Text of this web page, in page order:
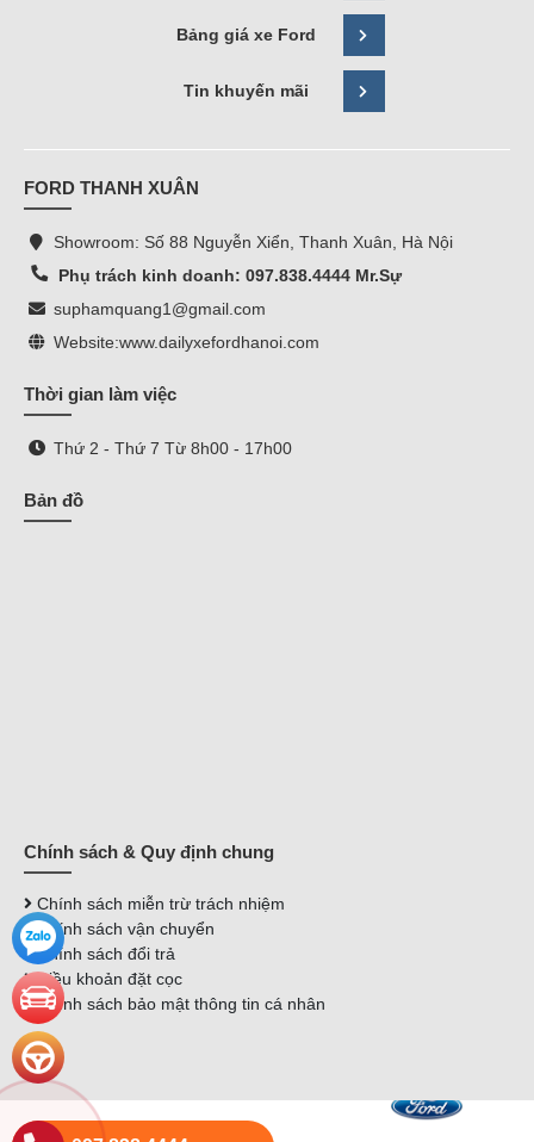
Bảng giá xe Ford
Tin khuyến mãi
FORD THANH XUÂN
Showroom: Số 88 Nguyễn Xiển, Thanh Xuân, Hà Nội
Phụ trách kinh doanh: 097.838.4444 Mr.Sự
suphamquang1@gmail.com
Website:www.dailyxefordhanoi.com
Thời gian làm việc
Thứ 2 - Thứ 7 Từ 8h00 - 17h00
Bản đồ
Chính sách & Quy định chung
Chính sách miễn trừ trách nhiệm
Chính sách vận chuyển
Chính sách đổi trả
Điều khoản đặt cọc
Chính sách bảo mật thông tin cá nhân